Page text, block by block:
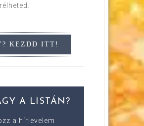
Köszönöm szépen!
A LISTÁN?
a hírlevelem